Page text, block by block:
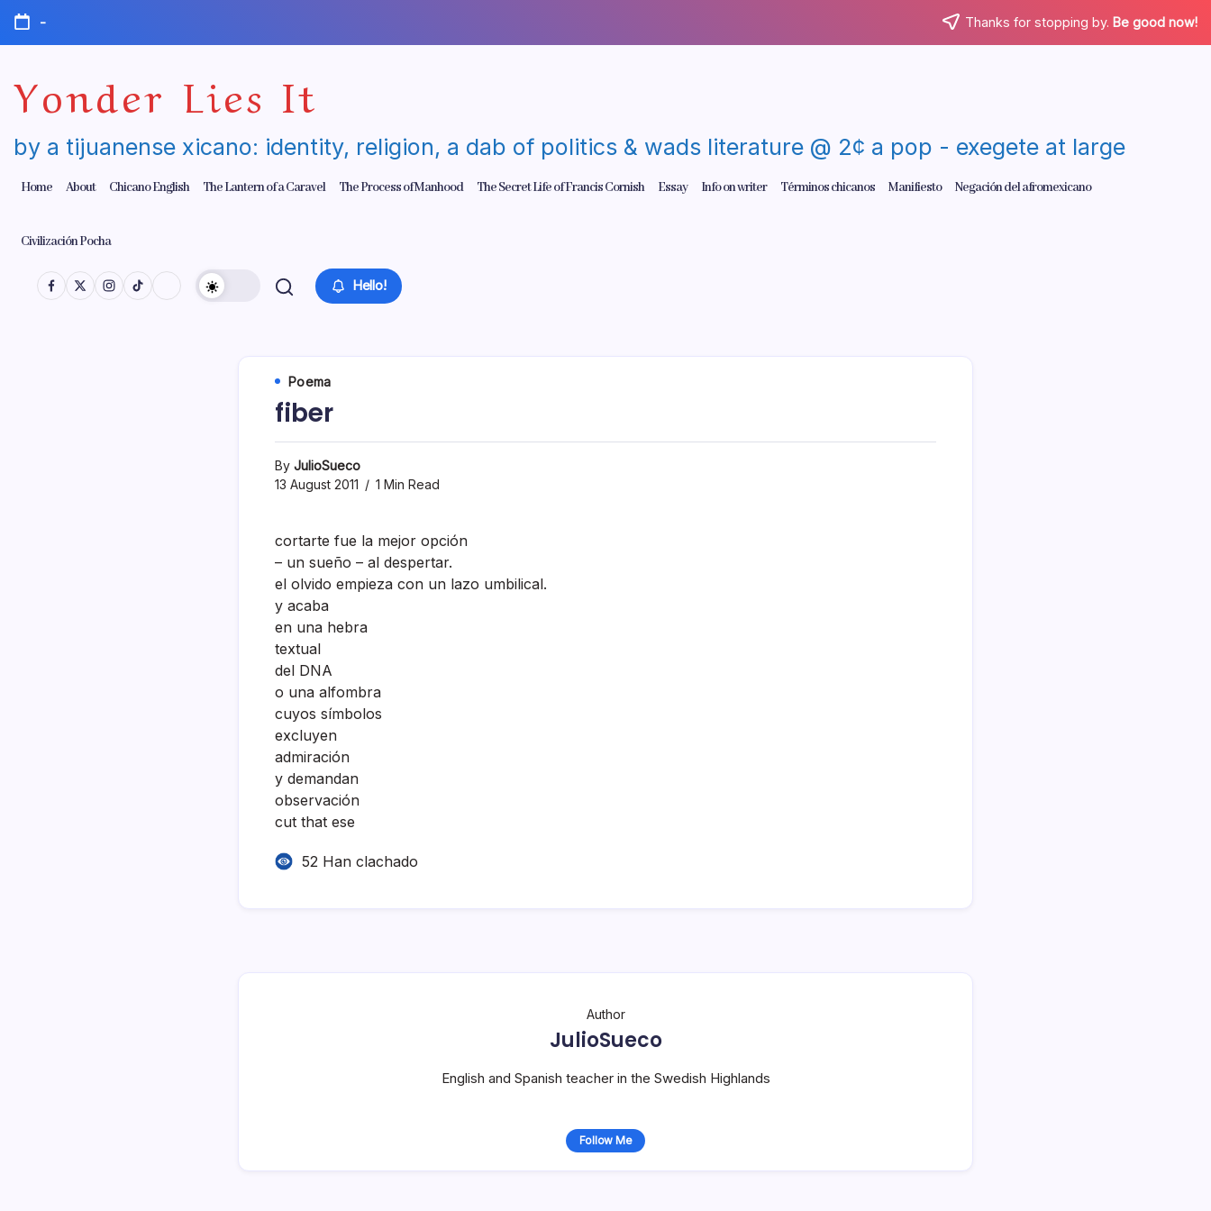
Skip
content
- Thanks for stopping by. Be good now!
Yonder Lies It
by a tijuanense xicano: identity, religion, a dab of politics & wads literature @ 2¢ a pop - exegete at large
Home About Chicano English The Lantern of a Caravel The Process of Manhood The Secret Life of Francis Cornish Essay Info on writer Términos chicanos Manifiesto Negación del afromexicano
Civilización Pocha
Hello!
Poema
fiber
By JulioSueco
13 August 2011
1 Min Read
cortarte fue la mejor opción
– un sueño – al despertar.
el olvido empieza con un lazo umbilical.
y acaba
en una hebra
textual
del DNA
o una alfombra
cuyos sí­mbolos
excluyen
admiración
y demandan
observación
cut that ese
52 Han clachado
Author
JulioSueco
English and Spanish teacher in the Swedish Highlands
Follow Me